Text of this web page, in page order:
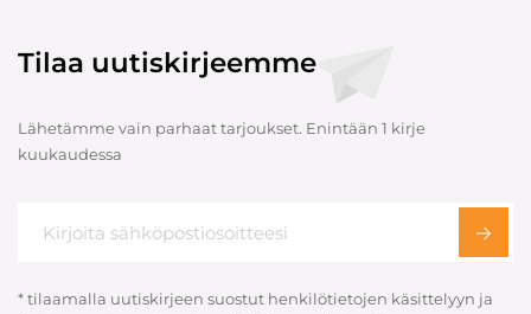
Tilaa uutiskirjeemme
Lähetämme vain parhaat tarjoukset. Enintään 1 kirje
kuukaudessa
* tilaamalla uutiskirjeen suostut henkilötietojen käsittelyyn ja